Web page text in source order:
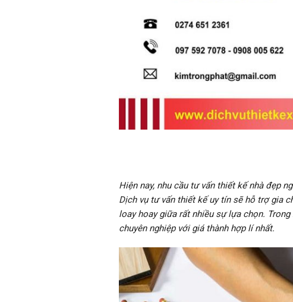
Hiện nay, nhu cầu tư vấn thiết kế nhà đẹp
Dịch vụ tư vấn thiết kế uy tín sẽ hỗ trợ gia
loay hoay giữa rất nhiều sự lựa chọn.
chuyên nghiệp với giá thành hợp lí nhất.